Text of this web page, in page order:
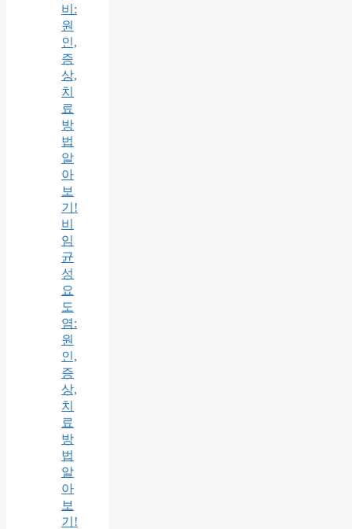
비:
원
인,
증
상,
치
료
방
법
알
아
보
기!
비
임
균
성
요
도
염:
원
인,
증
상,
치
료
방
법
알
아
보
기!